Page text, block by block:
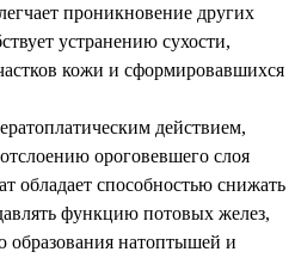
проникновение других
устранению сухости,
кожи и сформировавшихся
действием,
ороговевшего слоя
обладает способностью снижать
функцию потовых желез,
образования натоптышей и